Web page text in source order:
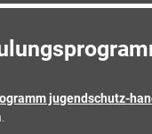
jugendschutz-